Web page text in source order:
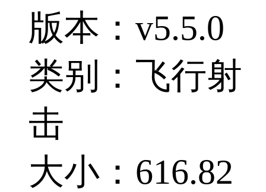
版本：v5.5.0
类别：飞行射
击
大小：616.82